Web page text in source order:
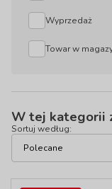
Wyprzedaż
Towar w
W tej kategorii
Sortuj według: